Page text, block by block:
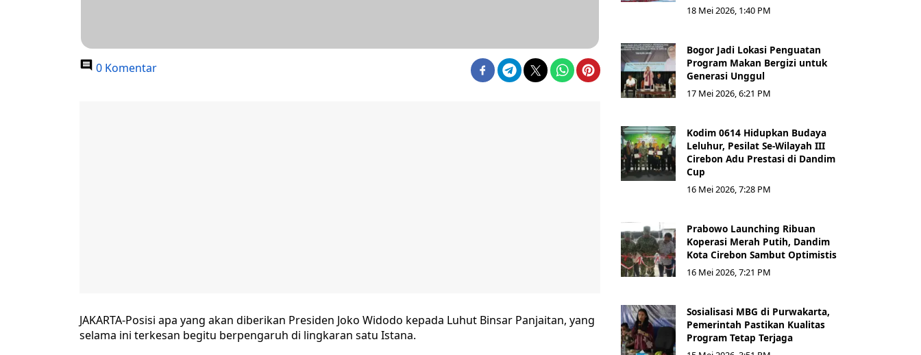
0 Komentar
JAKARTA-Posisi apa yang akan diberikan Presiden Joko Widodo kepada Luhut Binsar Panjaitan, yang
selama ini terkesan begitu berpengaruh di lingkaran satu Istana.
18 Mei 2026, 1:40 PM
Bogor Jadi Lokasi Penguatan
Program Makan Bergizi untuk
Generasi Unggul
17 Mei 2026, 6:21 PM
Kodim 0614 Hidupkan Budaya
Leluhur, Pesilat Se-Wilayah III
Cirebon Adu Prestasi di Dandim
Cup
16 Mei 2026, 7:28 PM
Prabowo Launching Ribuan
Koperasi Merah Putih, Dandim
Kota Cirebon Sambut Optimistis
16 Mei 2026, 7:21 PM
Sosialisasi MBG di Purwakarta,
Pemerintah Pastikan Kualitas
Program Tetap Terjaga